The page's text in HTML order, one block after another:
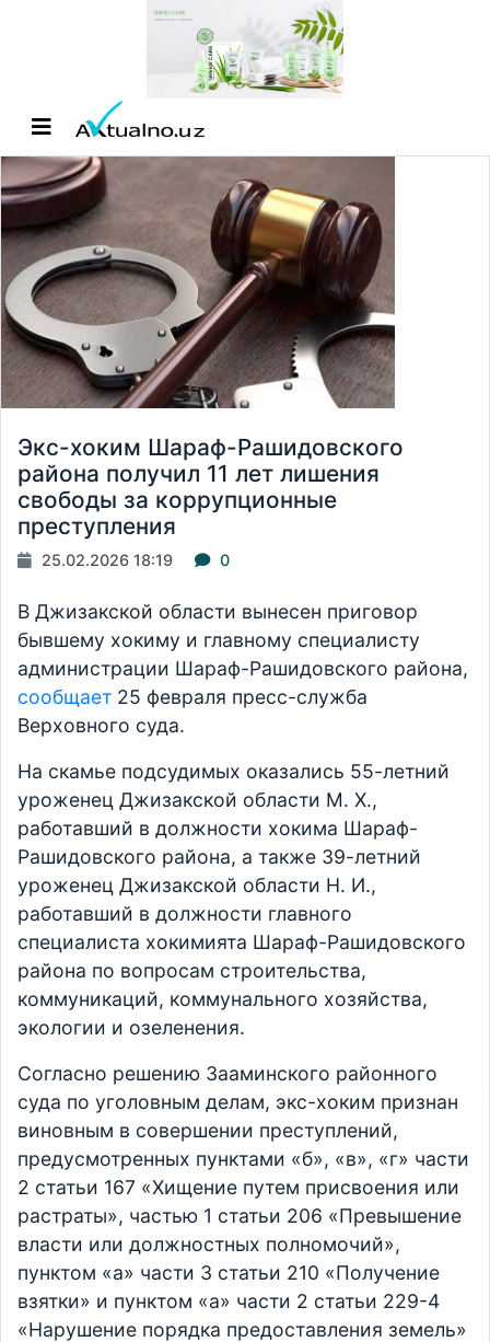
Экс-хоким Шараф-Рашидовского
района получил 11 лет лишения
свободы за коррупционные
преступления
25.02.2026 18:19 0
В Джизакской области вынесен приговор
бывшему хокиму и главному специалисту
администрации Шараф-Рашидовского района,
сообщает 25 февраля пресс-служба
Верховного суда.
На скамье подсудимых оказались 55-летний
уроженец Джизакской области М. Х.,
работавший в должности хокима Шараф-
Рашидовского района, а также 39-летний
уроженец Джизакской области Н. И.,
работавший в должности главного
специалиста хокимията Шараф-Рашидовского
района по вопросам строительства,
коммуникаций, коммунального хозяйства,
экологии и озеленения.
Согласно решению Зааминского районного
суда по уголовным делам, экс-хоким признан
виновным в совершении преступлений,
предусмотренных пунктами «б», «в», «г» части
2 статьи 167 «Хищение путем присвоения или
растраты», частью 1 статьи 206 «Превышение
власти или должностных полномочий»,
пунктом «а» части 3 статьи 210 «Получение
взятки» и пунктом «а» части 2 статьи 229-4
«Нарушение порядка предоставления земель»